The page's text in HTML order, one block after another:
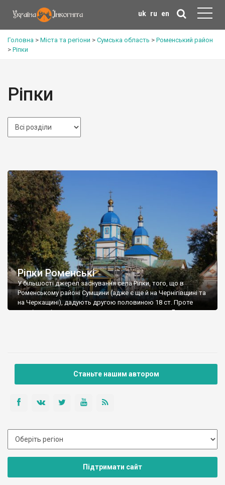
uk ru en
Головна > Міста та регіони > Сумська область > Роменський район
> Ріпки
Ріпки
Ріпки Роменські
У більшості джерел заснування села Ріпки, того, що в
Роменському районі Сумщини (адже є ще й на Чернігівщині та
на Черкащині), дадують другою половиною 18 ст. Проте
деякі дослідники вважають, спираючись на мапи Боплана, що
Станьте нашим автором
Підтримати сайт